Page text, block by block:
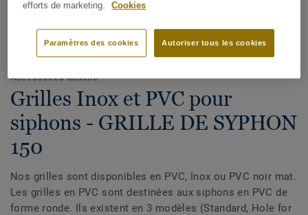
Voir tous les décors (15)
Accessoires douche
Grilles Inox et PVC pour
siphons - GRILLE DE SYPHON
150
Nos grilles sont disponibles en PVC, Inox ou PVC noir mat.
Les grilles en PVC sont destinées aux siphons en PVC de
forme ronde. Ils existent en 3 modèles (Standard, Hole for
efforts de marketing.
Cookies
Autoriser tous les cookies
Paramètres des cookies